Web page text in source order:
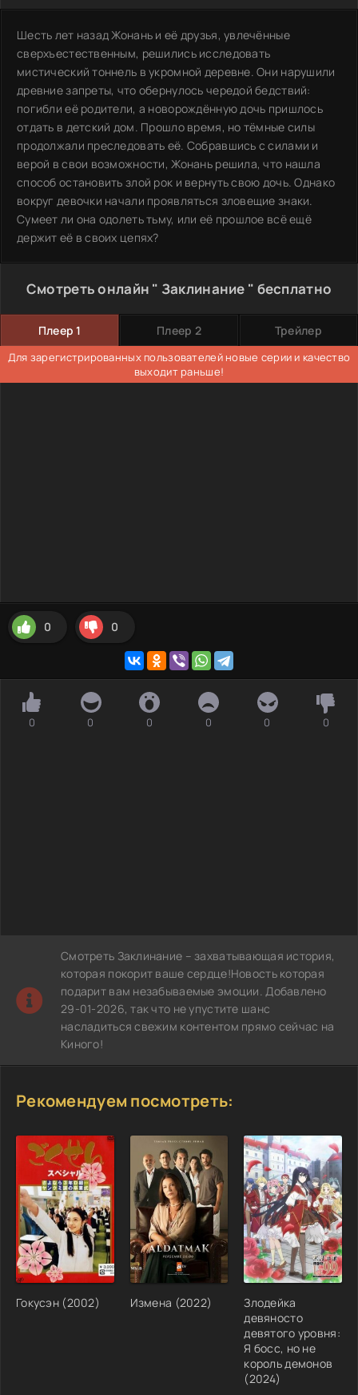
Шесть лет назад Жонань и её друзья, увлечённые
сверхъестественным, решились исследовать
мистический тоннель в укромной деревне. Они нарушили
древние запреты, что обернулось чередой бедствий:
погибли её родители, а новорождённую дочь пришлось
отдать в детский дом. Прошло время, но тёмные силы
продолжали преследовать её. Собравшись с силами и
верой в свои возможности, Жонань решила, что нашла
способ остановить злой рок и вернуть свою дочь. Однако
вокруг девочки начали проявляться зловещие знаки.
Сумеет ли она одолеть тьму, или её прошлое всё ещё
держит её в своих цепях?
Смотреть онлайн " Заклинание " бесплатно
Плеер 1 Плеер 2 Трейлер
Для зарегистрированных пользователей новые серии и качество
выходит раньше!
0 0
0 0 0 0 0 0
Смотреть Заклинание – захватывающая история,
которая покорит ваше сердце!Новость которая
подарит вам незабываемые эмоции. Добавлено
29-01-2026, так что не упустите шанс
насладиться свежим контентом прямо сейчас на
Киного!
Рекомендуем посмотреть:
Гокусэн (2002) Измена (2022)
Злодейка
девяносто
девятого уровня:
Я босс, но не
король демонов
(2024)